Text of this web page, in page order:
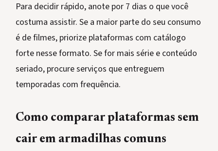
Para decidir rápido, anote por 7 dias o que você
costuma assistir. Se a maior parte do seu consumo
é de filmes, priorize plataformas com catálogo
forte nesse formato. Se for mais série e conteúdo
seriado, procure serviços que entreguem
temporadas com frequência.
Como comparar plataformas sem
cair em armadilhas comuns